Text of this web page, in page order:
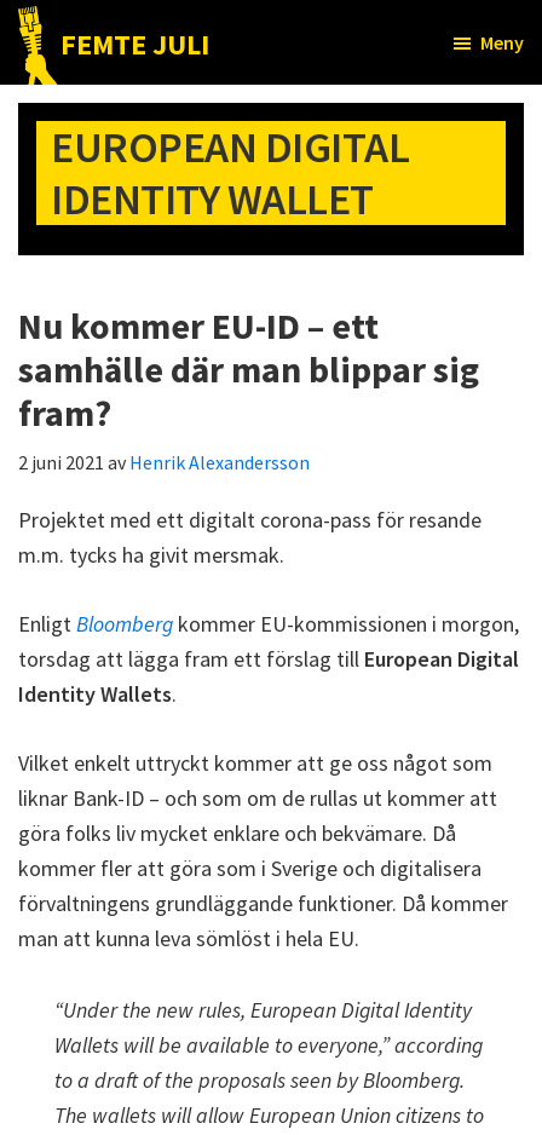
Hoppa
huvudinnehåll
Hoppa
det
primära
sidofältet
FEMTE JULI
Nätet
till
folket!
Meny
EUROPEAN DIGITAL
IDENTITY WALLET
Nu kommer EU-ID – ett
samhälle där man blippar sig
fram?
2 juni 2021 avHenrik Alexandersson
Projektet med ett digitalt corona-pass för resande
m.m. tycks ha givit mersmak.
EnligtBloomberg kommer EU-kommissionen i morgon,
torsdag att lägga fram ett förslag till European Digital
Identity Wallets.
Vilket enkelt uttryckt kommer att ge oss något som
liknar Bank-ID – och som om de rullas ut kommer att
göra folks liv mycket enklare och bekvämare. Då
kommer fler att göra som i Sverige och digitalisera
förvaltningens grundläggande funktioner. Då kommer
man att kunna leva sömlöst i hela EU.
“Under the new rules, European Digital Identity
Wallets will be available to everyone,” according
to a draft of the proposals seen by Bloomberg.
The wallets will allow European Union citizens to